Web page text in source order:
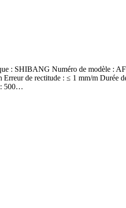
: SHIBANG Numéro de modèle :
de rectitude : ≤ 1 mm/m Durée
: 500…